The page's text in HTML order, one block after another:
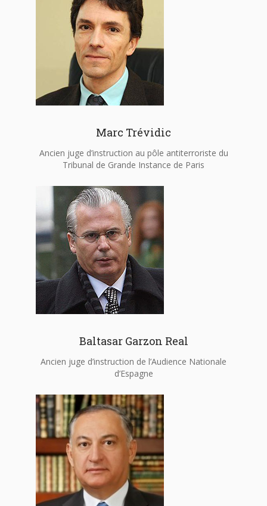
Marc Trévidic
Ancien juge d’instruction au pôle antiterroriste du
Tribunal de Grande Instance de Paris
Baltasar Garzon Real
Ancien juge d’instruction de l’Audience Nationale
d’Espagne